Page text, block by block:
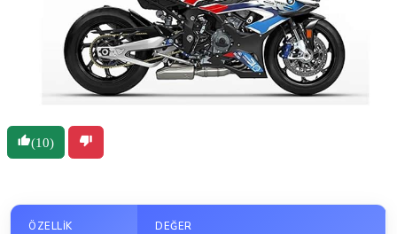
(10)
ÖZELLIK DEĞER